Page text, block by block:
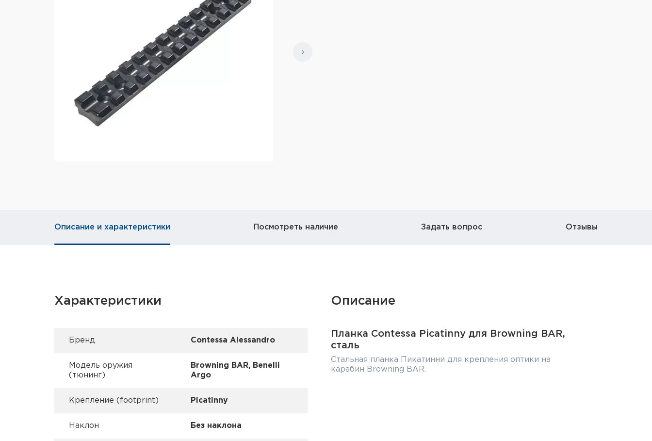
Описание и характеристики Посмотреть наличие Задать вопрос Отзывы
Характеристики
Брeнд Contessa Alessandro
Модель оружия
(тюнинг)
Browning BAR, Benelli
Argo
Крепление (footprint) Picatinny
Наклон Без наклона
Описание
Планка Contessa Picatinny для Browning BAR,
сталь
Стальная планка Пикатинни для крепления оптики на
карабин Browning BAR.